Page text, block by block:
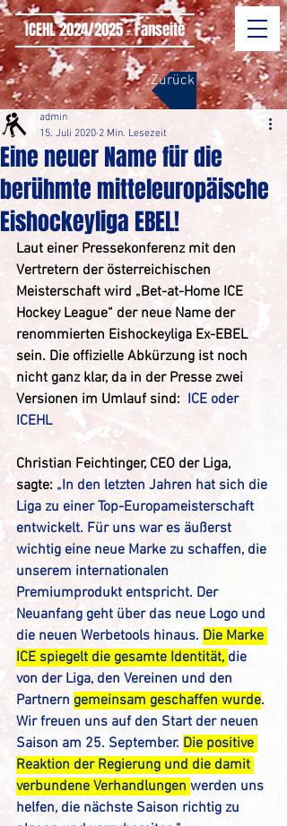
ICEHL 2024/2025 - Fanseite
Zurück
Eine neuer Name für die
berühmte mitteleuropäische
Eishockeyliga EBEL!
admin
15. Juli 2020 2 Min. Lesezeit
Laut einer Pressekonferenz mit den
Vertretern der österreichischen
Meisterschaft wird „Bet-at-Home ICE
Hockey League“ der neue Name der
renommierten Eishockeyliga Ex-EBEL
sein. Die offizielle Abkürzung ist noch
nicht ganz klar, da in der Presse zwei
Versionen im Umlauf sind: ICE oder
ICEHL
Christian Feichtinger, CEO der Liga,
sagte: „In den letzten Jahren hat sich die
Liga zu einer Top-Europameisterschaft
entwickelt. Für uns war es äußerst
wichtig eine neue Marke zu schaffen, die
unserem internationalen
Premiumprodukt entspricht. Der
Neuanfang geht über das neue Logo und
die neuen Werbetools hinaus. Die Marke
ICE spiegelt die gesamte Identität, die
von der Liga, den Vereinen und den
Partnern gemeinsam geschaffen wurde.
Wir freuen uns auf den Start der neuen
Saison am 25. September. Die positive
Reaktion der Regierung und die damit
verbundene Verhandlungen werden uns
helfen, die nächste Saison richtig zu